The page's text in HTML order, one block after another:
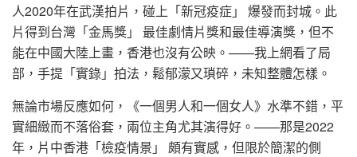
人2020年在武漢拍片，碰上「新冠疫症」 爆發而封城。此
片得到台灣「金馬獎」 最佳劇情片獎和最佳導演獎，但不
能在中國大陸上畫，香港也沒有公映。——我上網看了局
部，手提「實錄」拍法，鬆郁濛又瑣碎，未知整體怎樣。
無論市場反應如何，《一個男人和一個女人》水準不錯，平
實細緻而不落俗套，兩位主角尤其演得好。——那是2022
年，片中香港「檢疫情景」 頗有實感，但限於簡潔的側